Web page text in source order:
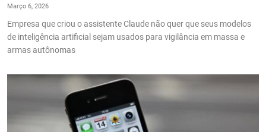
Março 6, 2026
Empresa que criou o assistente Claude não quer que seus modelos
de inteligência artificial sejam usados para vigilância em massa e
armas autônomas